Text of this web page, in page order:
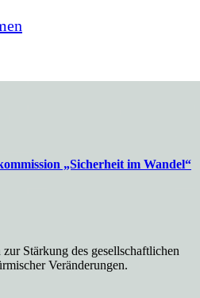
„Sicherheit im Wandel“
Stärkung des gesell­schaft­lichen
Veränderungen.